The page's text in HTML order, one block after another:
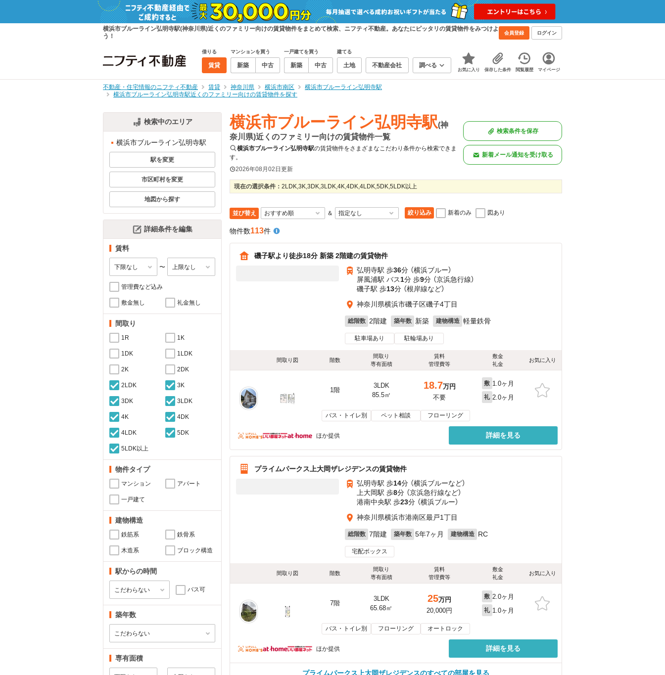
横浜市ブルーライン弘明寺駅(神奈川県)近くのファミリー向けの賃貸物件をまとめて検索、ニフティ不動産。あなたにピッタリの賃貸物件をみつけよ
う！
会員登録 ログイン
借りる
賃貸
マンションを買う
新築 中古
一戸建てを買う
新築 中古
建てる
土地 不動産会社 調べる
お気に入り 保存した条件 閲覧履歴 マイページ
不動産・住宅情報のニフティ不動産 賃貸 神奈川県 横浜市南区
横浜市ブルーライン弘明寺駅
横浜市ブルーライン弘明寺駅近くのファミリー向けの賃貸物件を探す
検索中のエリア
横浜市ブルーライン弘明寺駅
駅を変更
市区町村を変更
地図から探す
詳細条件を編集
賃料
〜
管理費など込み
敷金無し 礼金無し
間取り
1R 1K
1DK 1LDK
2K 2DK
2LDK 3K
3DK 3LDK
4K 4DK
4LDK 5DK
5LDK以上
物件タイプ
マンション アパート
一戸建て
建物構造
鉄筋系 鉄骨系
木造系 ブロック構造
駅からの時間
バス可
築年数
専有面積
横浜市ブルーライン弘明寺駅(神
奈川県)近くのファミリー向けの賃貸物件一覧
横浜市ブルーライン弘明寺駅の賃貸物件をさまざまなこだわり条件から検索できま
す。
2026年08月02日更新
検索条件を保存
新着メール通知を受け取る
現在の選択条件： 2LDK,3K,3DK,3LDK,4K,4DK,4LDK,5DK,5LDK以上
並び替え ＆ 絞り込み 新着のみ 図あり
物件数113件
磯子駅より徒歩18分 新築 2階建の賃貸物件
弘明寺駅 歩36分 （横浜ブルー）
屏風浦駅 バス1分 歩9分 （京浜急行線）
磯子駅 歩13分 （根岸線など）
神奈川県横浜市磯子区磯子4丁目
総階数 2階建 築年数 新築 建物構造 軽量鉄骨
駐車場あり 駐輪場あり
間取り図 階数
間取り
専有面積
賃料
管理費等
敷金
礼金
お気に入り
1階
3LDK
85.5㎡
18.7万円
不要
敷 1.0ヶ月
礼 2.0ヶ月
バス・トイレ別 ペット相談 フローリング
ほか提供 詳細を見る
プライムパークス上大岡ザレジデンスの賃貸物件
弘明寺駅 歩14分 （横浜ブルーなど）
上大岡駅 歩8分 （京浜急行線など）
港南中央駅 歩23分 （横浜ブルー）
神奈川県横浜市港南区最戸1丁目
総階数 7階建 築年数 5年7ヶ月 建物構造 RC
宅配ボックス
間取り図 階数
間取り
専有面積
賃料
管理費等
敷金
礼金
お気に入り
7階
3LDK
65.68㎡
25万円
20,000円
敷 2.0ヶ月
礼 1.0ヶ月
バス・トイレ別 フローリング オートロック
ほか提供 詳細を見る
プライムパークス上大岡ザレジデンスのすべての部屋を見る